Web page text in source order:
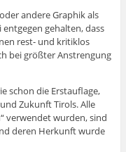
andere Graphik als
gehalten, dass
rest- und kritiklos
bei größter Anstrengung
schon die Erstauflage,
Zukunft Tirols. Alle
verwendet wurden, sind
deren Herkunft wurde